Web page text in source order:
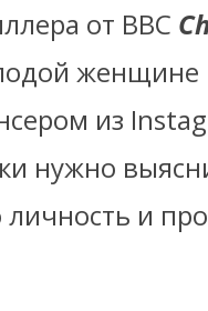
от ВВС
из
нужно
и